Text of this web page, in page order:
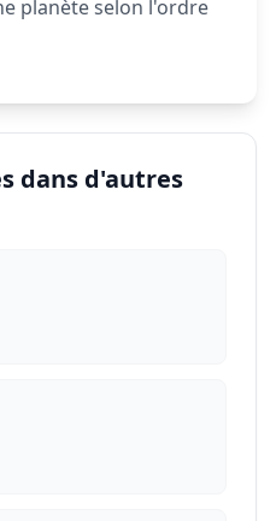
planète selon l'ordre
dans d'autres